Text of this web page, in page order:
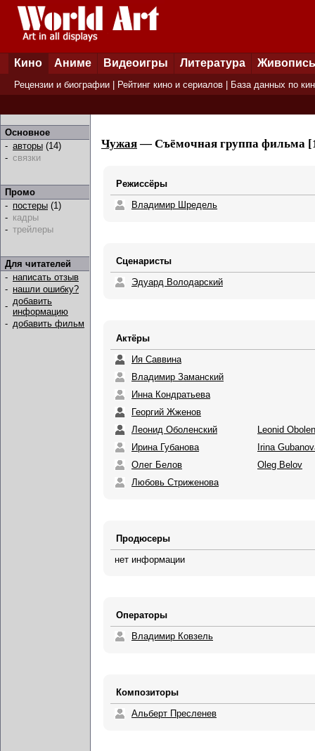
Кино Аниме Видеоигры Литература Живопись
Рецензии и биографии Рейтинг кино и сериалов База данных по
Основное
- авторы (14)
- связки
Промо
- постеры (1)
- кадры
- трейлеры
Для читателей
- написать отзыв
- нашли ошибку?
- добавить
информацию
- добавить фильм
Чужая— Съёмочная группа фильма
Режиссёры
Владимир Шредель
Сценаристы
Эдуард Володарский
Актёры
Ия Саввина
Владимир Заманский
Инна Кондратьева
Георгий Жженов
Леонид Оболенский
Leonid
Ирина Губанова
Irina
Олег Белов
Oleg Belov
Любовь Стриженова
Продюсеры
нет информации
Операторы
Владимир Ковзель
Композиторы
Альберт Пресленев